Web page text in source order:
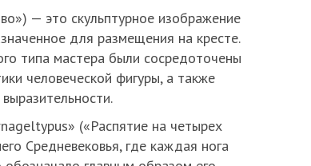
— это скульптурное изображение
для размещения на кресте.
типа мастера были сосредоточены
человеческой фигуры, а также
(«Распятие на четырех
Средневековья, где каждая нога